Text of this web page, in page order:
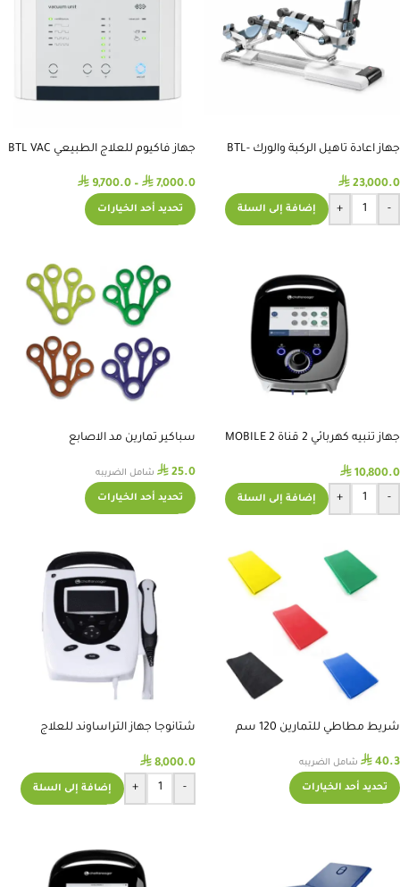
جهاز اعادة تاهيل الركبة والورك BTL-
⃁ 23,000.0
-
+ إضافة إلى السلة
جهاز فاكيوم للعلاج الطبيعي BTL VAC
⃁ 7,000.0
–
⃁ 9,700.0
تحديد أحد الخيارات
جهاز تنبيه كهربائي 2 قناة MOBILE 2
⃁ 10,800.0
-
+ إضافة إلى السلة
سباكير تمارين مد الاصابع
⃁ 25.0 شامل الضريبه
تحديد أحد الخيارات
شريط مطاطي للتمارين 120 سم
⃁ 40.3 شامل الضريبه
تحديد أحد الخيارات
شتانوجا جهاز التراساوند للعلاج
⃁ 8,000.0
-
+ إضافة إلى السلة